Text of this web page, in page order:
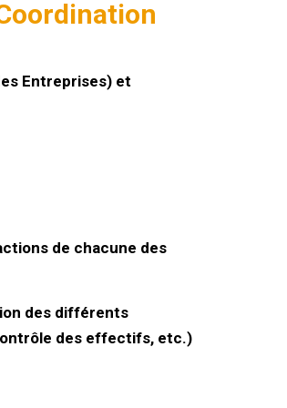
Entreprises) et
de chacune des
des différents
des effectifs, etc.)